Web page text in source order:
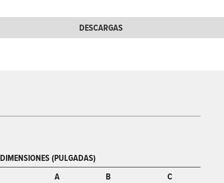
DESCARGAS
DIMENSIONES (PULGADAS)
A B
C